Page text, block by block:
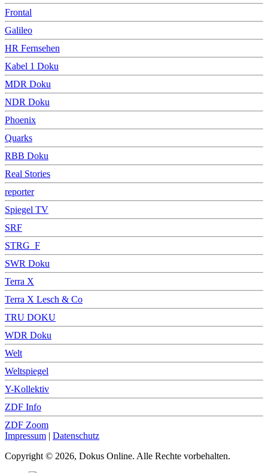
Frontal
Galileo
HR Fernsehen
Kabel 1 Doku
MDR Doku
NDR Doku
Phoenix
Quarks
RBB Doku
Real Stories
reporter
Spiegel TV
SRF
STRG_F
SWR Doku
Terra X
Terra X Lesch & Co
TRU DOKU
WDR Doku
Welt
Weltspiegel
Y-Kollektiv
ZDF Info
ZDF Zoom
Impressum | Datenschutz
Copyright © 2026, Dokus Online. Alle Rechte vorbehalten.